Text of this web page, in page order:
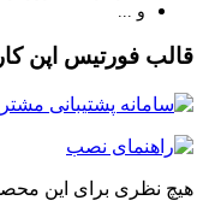
و ...
فورتیس اپن کارت
نظری برای این محصول